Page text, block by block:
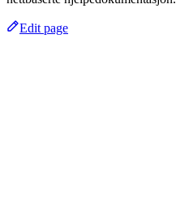
Edit page